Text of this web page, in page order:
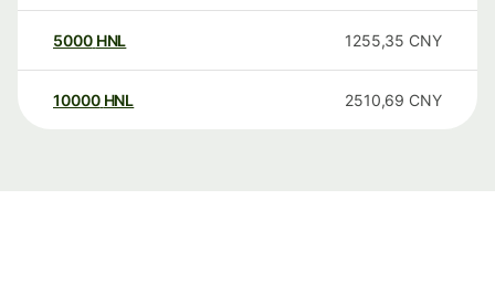
5000 HNL 1255,35 CNY
10000 HNL 2510,69 CNY